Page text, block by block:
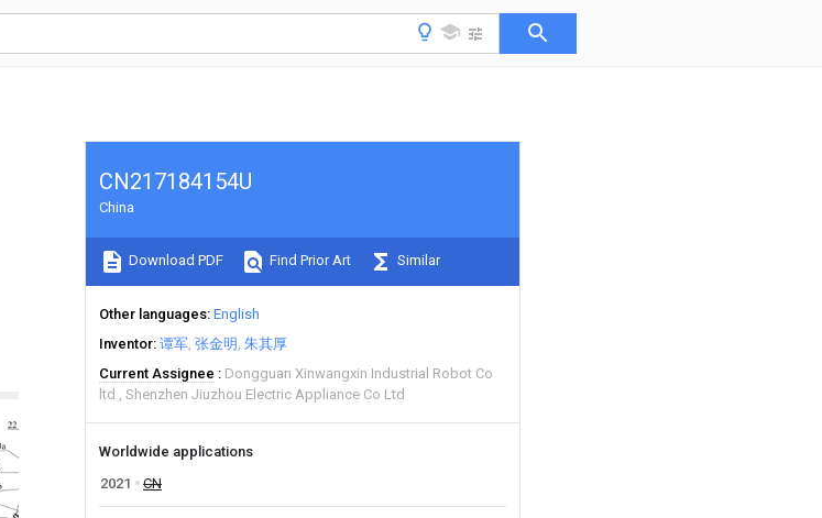
CN217184154U
China
Download PDF Find Prior Art Similar
Other languages English
Inventor 谭军 张金明 朱其厚
Current Assignee
Dongguan Xinwangxin Industrial Robot Co
ltd
Shenzhen Jiuzhou Electric Appliance Co Ltd
Worldwide applications
2021
CN